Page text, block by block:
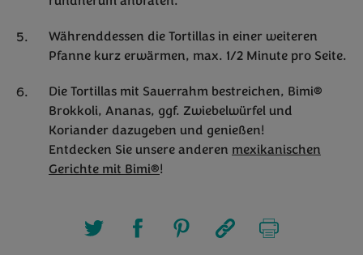
Währenddessen die Tortillas in einer weiteren
Pfanne kurz erwärmen, max. 1/2 Minute pro Seite.
Die Tortillas mit Sauerrahm bestreichen, Bimi®
Brokkoli, Ananas, ggf. Zwiebelwürfel und
Koriander dazugeben und genießen!
Entdecken Sie unsere anderen mexikanischen
Gerichte mit Bimi®!